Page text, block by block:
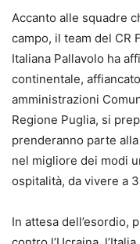
Accanto alle squadre
campo, il team del CR
Italiana Pallavolo ha
continentale,
amministrazioni
Regione Puglia, si
prenderanno parte
nel migliore dei modi
ospitalità, da vivere a
In attesa dell’esordio,